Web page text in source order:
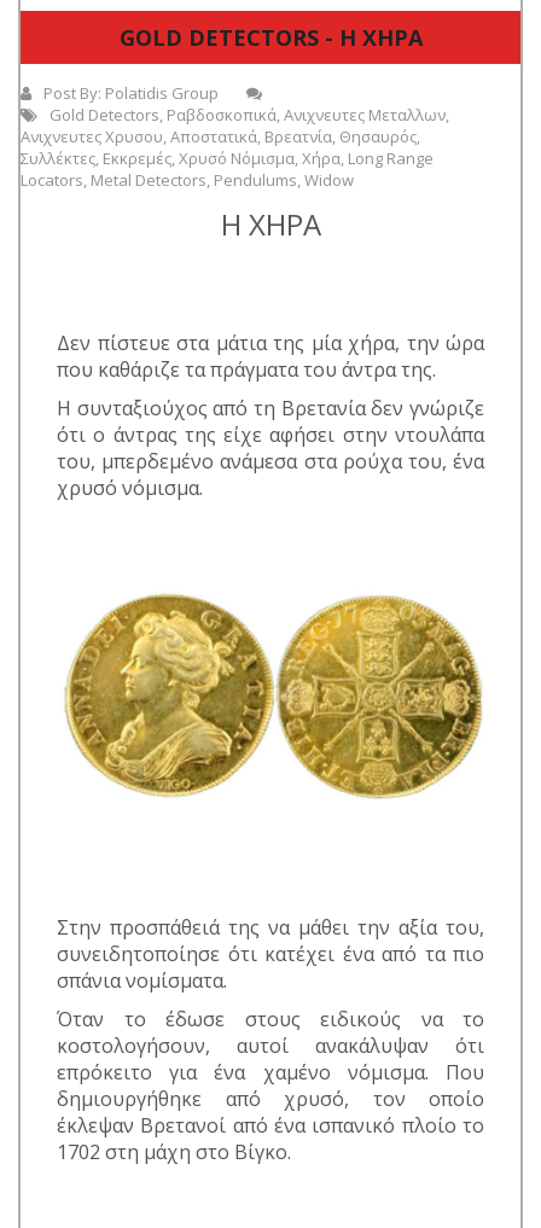
GOLD DETECTORS - Η ΧΗΡΑ
Post By: Polatidis Group
Gold Detectors, Ραβδοσκοπικά,Ανιχνευτες Μεταλλων,
Ανιχνευτες Χρυσου,Αποστατικά, Βρεατνία, Θησαυρός,
Συλλέκτες, Εκκρεμές,Χρυσό Νόμισμα,Χήρα, Long Range
Locators, Metal Detectors, Pendulums,Widow
Η ΧΗΡΑ
Δεν πίστευε στα μάτια της μία χήρα, την ώρα
που καθάριζε τα πράγματα του άντρα της.
Η συνταξιούχος από τη Βρετανία δεν γνώριζε
ότι ο άντρας της είχε αφήσει στην ντουλάπα
του, μπερδεμένο ανάμεσα στα ρούχα του, ένα
χρυσό νόμισμα.
Στην προσπάθειά της να μάθει την αξία του,
συνειδητοποίησε ότι κατέχει ένα από τα πιο
σπάνια νομίσματα.
Όταν το έδωσε στους ειδικούς να το
κοστολογήσουν, αυτοί ανακάλυψαν ότι
επρόκειτο για ένα χαμένο νόμισμα. Που
δημιουργήθηκε από χρυσό, τον οποίο
έκλεψαν Βρετανοί από ένα ισπανικό πλοίο το
1702 στη μάχη στο Βίγκο.